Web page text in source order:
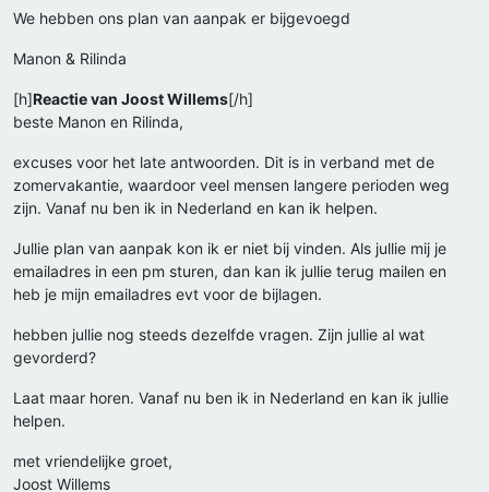
We hebben ons plan van aanpak er bijgevoegd
Manon & Rilinda
[h]Reactie van Joost Willems[/h]
beste Manon en Rilinda,
excuses voor het late antwoorden. Dit is in verband met de
zomervakantie, waardoor veel mensen langere perioden weg
zijn. Vanaf nu ben ik in Nederland en kan ik helpen.
Jullie plan van aanpak kon ik er niet bij vinden. Als jullie mij je
emailadres in een pm sturen, dan kan ik jullie terug mailen en
heb je mijn emailadres evt voor de bijlagen.
hebben jullie nog steeds dezelfde vragen. Zijn jullie al wat
gevorderd?
Laat maar horen. Vanaf nu ben ik in Nederland en kan ik jullie
helpen.
met vriendelijke groet,
Joost Willems